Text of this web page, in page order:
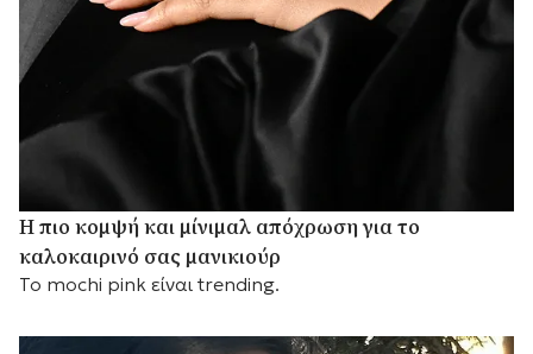
Η πιο κομψή και μίνιμαλ απόχρωση για το
καλοκαιρινό σας μανικιούρ
Το mochi pink είναι trending.